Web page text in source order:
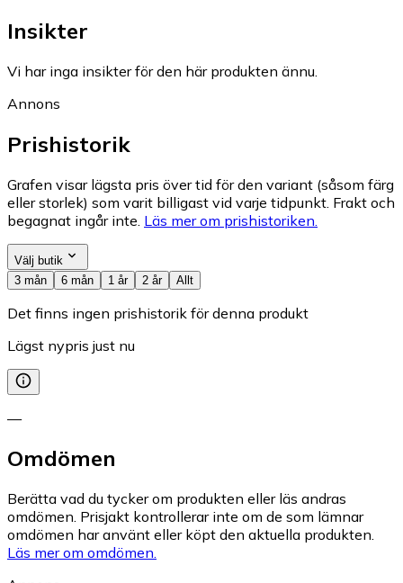
Insikter
Vi har inga insikter för den här produkten ännu.
Annons
Prishistorik
Grafen visar lägsta pris över tid för den variant (såsom färg
eller storlek) som varit billigast vid varje tidpunkt. Frakt och
begagnat ingår inte. Läs mer om prishistoriken.
Välj butik
3 mån
6 mån 1 år 2 år Allt
Det finns ingen prishistorik för denna produkt
Lägst nypris just nu
—
Omdömen
Berätta vad du tycker om produkten eller läs andras
omdömen. Prisjakt kontrollerar inte om de som lämnar
omdömen har använt eller köpt den aktuella produkten.
Läs mer om omdömen.